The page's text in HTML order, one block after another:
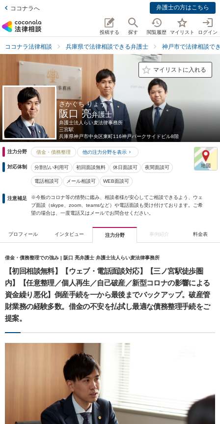
ココナラへ 弁護士の方はこちら
投稿する 探す 閲覧履歴 マイリスト ログイン
ココナラ法律相談 兵庫県で法律相談できる弁護士 神戸市で法律相談で
マイリストに入れる
さかぐち りょう
阪口 亮弁護士
弁護士法人らい麦法律事務所
三宮駅
兵庫県神戸市中央区東町116神戸パークサイドビル8階
注力分野 借金・債務整理 他の注力分野を表示
対応体制 分割払い利用可 初回面談無料 休日面談可 夜間面談可
電話相談可 メール相談可 WEB面談可
注意補足
※今般のコロナ等の情勢に鑑み、相談者様が安心してご相談できるよう、ウェ
ブ面談（skype、zoom、teamsなど）や電話面談も受け付けております。ご希
望の場合は、一度電話又はメールでお問合せください。
プロフィール インタビュー 注力分野 事例紹介 料金表
借金・債務整理での強み | 阪口 亮弁護士 弁護士法人らい麦法律事務所
【初回相談無料】【ウェブ・電話面談対応】【三ノ宮駅徒歩圏
内】【任意整理／個人再生／自己破産／新型コロナの影響による
資金繰り悪化】倒産手続を一から最後までバックアップ。破産管
財業務の経験多数。借金の不安を払拭し最適な債務整理手続をご
提案。